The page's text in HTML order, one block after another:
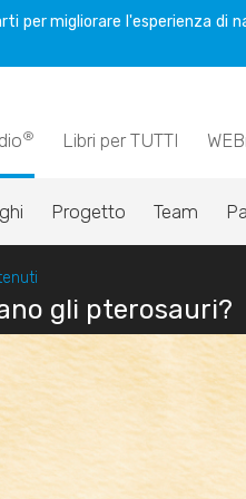
per migliorare l'esperienza di
® Libri per TUTTI
Progetto Team
gli pterosauri?